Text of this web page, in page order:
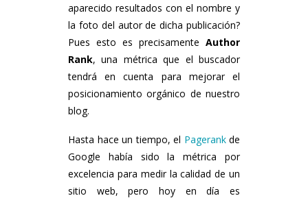
aparecido resultados con el nombre y
la foto del autor de dicha publicación?
Pues esto es precisamente Author
Rank, una métrica que el buscador
tendrá en cuenta para mejorar el
posicionamiento orgánico de nuestro
blog.
Hasta hace un tiempo, el Pagerankde
Google había sido la métrica por
excelencia para medir la calidad de un
sitio web, pero hoy en día es